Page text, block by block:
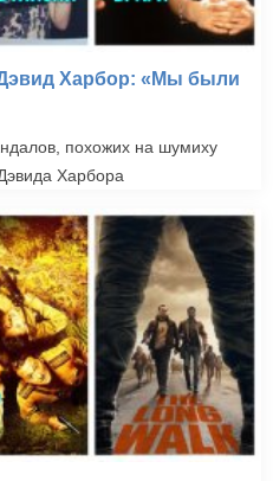
Харбор: «Мы были
похожих на шумиху
Харбора